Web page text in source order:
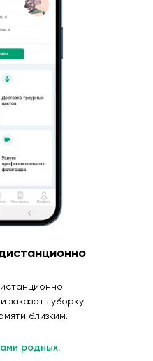
заказать уборку
близким.
родных.